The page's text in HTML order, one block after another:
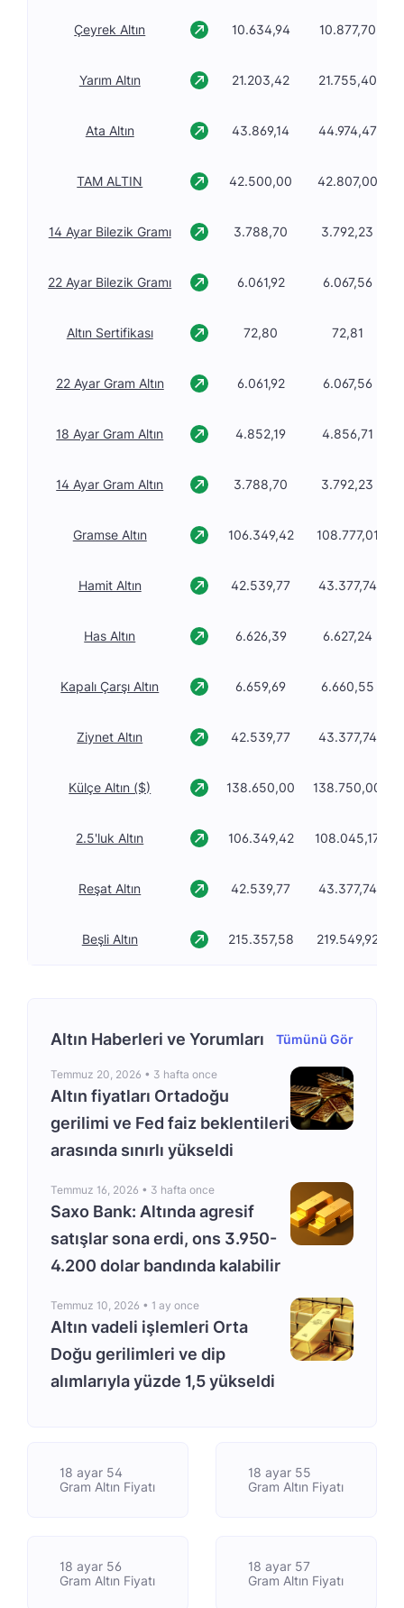
Çeyrek Altın 10.634,94 10.877,70
Yarım Altın 21.203,42 21.755,40
Ata Altın 43.869,14 44.974,47
TAM ALTIN 42.500,00 42.807,00
14 Ayar Bilezik Gramı 3.788,70 3.792,23
22 Ayar Bilezik Gramı 6.061,92 6.067,56
Altın Sertifikası 72,80 72,81
22 Ayar Gram Altın 6.061,92 6.067,56
18 Ayar Gram Altın 4.852,19 4.856,71
14 Ayar Gram Altın 3.788,70 3.792,23
Gramse Altın 106.349,42 108.777,01
Hamit Altın 42.539,77 43.377,74
Has Altın 6.626,39 6.627,24
Kapalı Çarşı Altın 6.659,69 6.660,55
Ziynet Altın 42.539,77 43.377,74
Külçe Altın ($) 138.650,00 138.750,00
2.5'luk Altın 106.349,42 108.045,17
Reşat Altın 42.539,77 43.377,74
Beşli Altın 215.357,58 219.549,92
Altın Haberleri ve Yorumları Tümünü Gör
Temmuz 20, 2026 • 3 hafta once
Altın fiyatları Ortadoğu
gerilimi ve Fed faiz beklentileri
arasında sınırlı yükseldi
Temmuz 16, 2026 • 3 hafta once
Saxo Bank: Altında agresif
satışlar sona erdi, ons 3.950-
4.200 dolar bandında kalabilir
Temmuz 10, 2026 • 1 ay once
Altın vadeli işlemleri Orta
Doğu gerilimleri ve dip
alımlarıyla yüzde 1,5 yükseldi
18 ayar 54
Gram Altın Fiyatı
18 ayar 55
Gram Altın Fiyatı
18 ayar 56
Gram Altın Fiyatı
18 ayar 57
Gram Altın Fiyatı